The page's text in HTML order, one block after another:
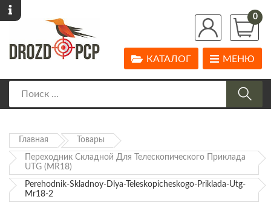
0
МЕНЮ
КАТАЛОГ
Главная Товары
Переходник Складной Для Телескопического Приклада
UTG (MR18)
Perehodnik-Skladnoy-Dlya-Teleskopicheskogo-Priklada-Utg-
Mr18-2